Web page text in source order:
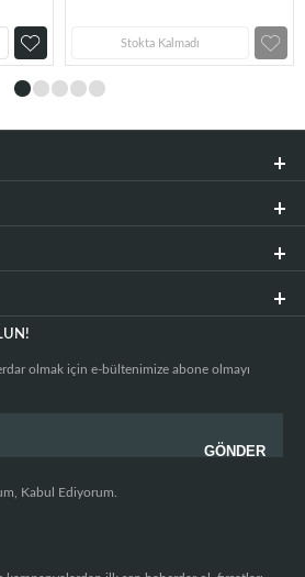
Stokta Kalmadı
olmak için e-bültenimize abone olmayı
Kabul Ediyorum.